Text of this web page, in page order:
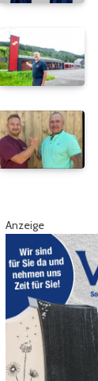
Anzeige